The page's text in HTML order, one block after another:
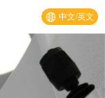
中文/英文